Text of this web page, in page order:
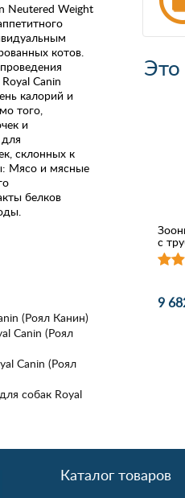
Neutered Weight
котов.
Canin
калорий и
того,
и
склонных к
Мясо и мясные
белков
(Роял Канин)
Canin (Роял
Canin (Роял
собак Royal
с
9
Каталог товаров